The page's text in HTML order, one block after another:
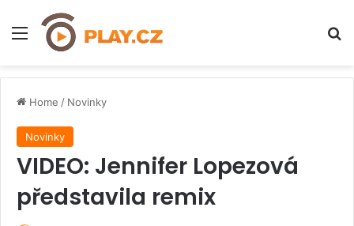
Menu
Home / Novinky
Novinky
VIDEO: Jennifer Lopezová
představila remix